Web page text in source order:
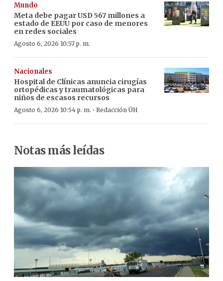
Mundo
Meta debe pagar USD 567 millones a
estado de EEUU por caso de menores
en redes sociales
Agosto 6, 2026 10:57 p. m.
Nacionales
Hospital de Clínicas anuncia cirugías
ortopédicas y traumatológicas para
niños de escasos recursos
Agosto 6, 2026 10:54 p. m. · Redacción ÚH
Notas más leídas